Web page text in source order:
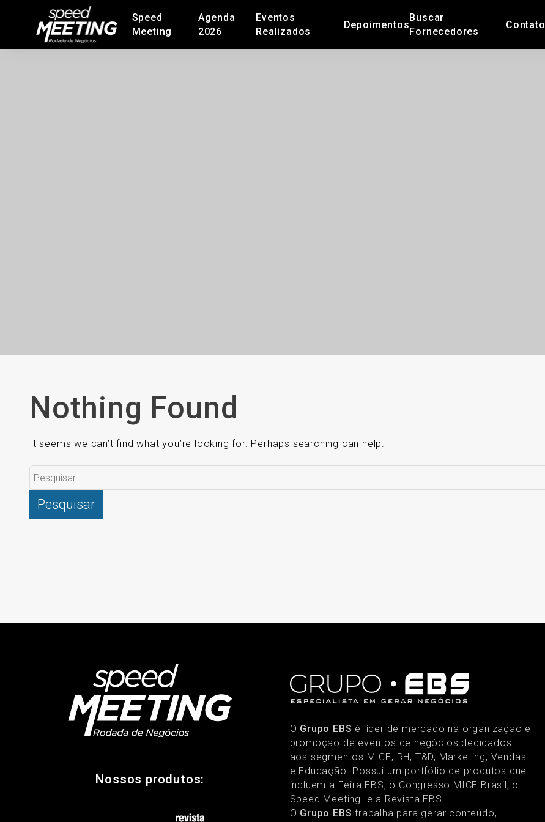
Speed
Meeting
Agenda
2026
Eventos
Realizados
Depoimentos
Buscar
Fornecedores
Contato
Nothing Found
It seems we can’t find what you’re looking for. Perhaps searching can help.
Pesquisar
por:
Nossos produtos:
O Grupo EBS é líder de mercado na organização e
promoção de eventos de negócios dedicados
aos segmentos MICE, RH, T&D, Marketing, Vendas
e Educação. Possui um portfólio de produtos que
incluem a Feira EBS, o Congresso MICE Brasil, o
Speed Meeting e a Revista EBS.
O Grupo EBS trabalha para gerar conteúdo,